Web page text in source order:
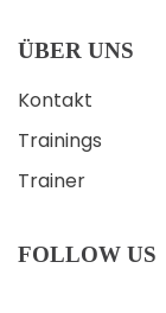
ÜBER UNS
Kontakt
Trainings
Trainer
FOLLOW US